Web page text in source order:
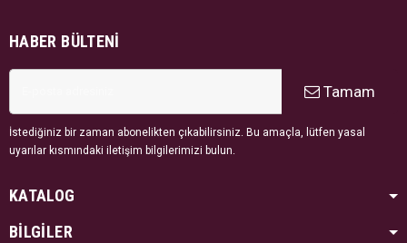
HABER BÜLTENI
Tamam
İstediğiniz bir zaman abonelikten çıkabilirsiniz. Bu amaçla, lütfen yasal
uyarılar kısmındaki iletişim bilgilerimizi bulun.
KATALOG
BİLGİLER